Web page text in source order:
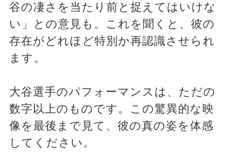
谷の凄さを当たり前と捉えてはいけな
い」との意見も。これを聞くと、彼の
存在がどれほど特別か再認識させられ
ます。
大谷選手のパフォーマンスは、ただの
数字以上のものです。この驚異的な映
像を最後まで見て、彼の真の姿を体感
してください。